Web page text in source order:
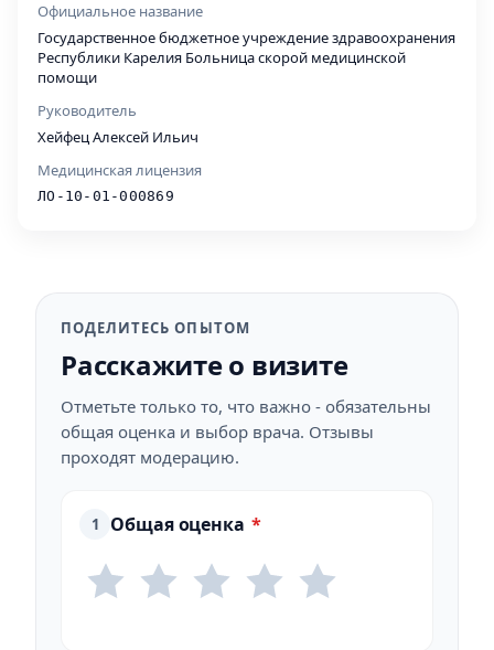
Официальное название
Государственное бюджетное учреждение здравоохранения
Республики Карелия Больница скорой медицинской
помощи
Руководитель
Хейфец Алексей Ильич
Медицинская лицензия
ЛО-10-01-000869
ПОДЕЛИТЕСЬ ОПЫТОМ
Расскажите о визите
Отметьте только то, что важно - обязательны
общая оценка и выбор врача. Отзывы
проходят модерацию.
1 Общая оценка *